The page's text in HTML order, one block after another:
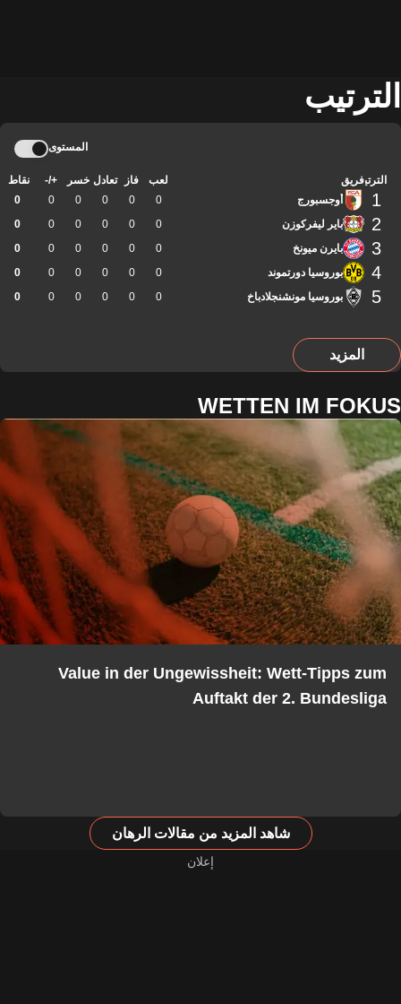
الترتيب
المستوى
الترتيبفريق لعب فاز تعادل خسر +/- نقاط
1 أوجسبورج 0
0
0
0
0
0
2 باير ليفركوزن 0
0
0
0
0
0
3 بايرن ميونخ 0
0
0
0
0
0
4 بوروسيا دورتموند 0
0
0
0
0
0
5 بوروسيا مونشنجلادباخ 0
0
0
0
0
0
المزيد
WETTEN IM FOKUS
Value in der Ungewissheit: Wett-Tipps zum
Auftakt der 2. Bundesliga
شاهد المزيد من مقالات الرهان